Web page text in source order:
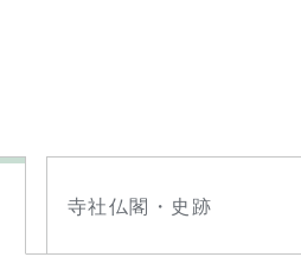
寺社仏閣・史跡